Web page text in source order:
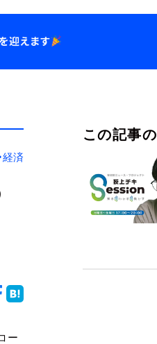
経済
ー
この記事